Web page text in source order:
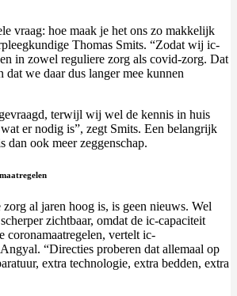
vraag: hoe maak je het ons zo makkelijk
Thomas Smits. “Zodat wij ic-
in zowel reguliere zorg als covid-zorg. Dat
dat we daar dus langer mee kunnen
terwijl wij wel de kennis in huis
er nodig is”, zegt Smits. Een belangrijk
dan ook meer zeggenschap.
al jaren hoog is, is geen nieuws. Wel
zichtbaar, omdat de ic-capaciteit
coronamaatregelen, vertelt ic-
“Directies proberen dat allemaal op
extra technologie, extra bedden, extra